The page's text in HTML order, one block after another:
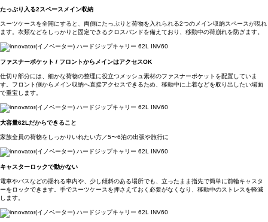
たっぷり入る2スペースメイン収納
スーツケースを全開にすると、両側にたっぷりと荷物を入れられる2つのメイン収納スペースが現れ
ます。衣類などをしっかりと固定できるクロスバンドを備えており、移動中の荷崩れを防ぎます。
ファスナーポケット / フロントからメインはアクセスOK
仕切り部分には、細かな荷物の整理に役立つメッシュ素材のファスナーポケットを配置していま
す。フロント側からメイン収納へ直接アクセスできるため、移動中に上着などを取り出したい場面
で重宝します。
大容量62Lだからできること
家族全員の荷物をしっかりいれたい方／5〜6泊の出張や旅行に
キャスターロックで動かない
電車やバスなどの揺れる車内や、少し傾斜のある場所でも、立ったまま指先で簡単に前輪キャスタ
ーをロックできます。手でスーツケースを押さえておく必要がなくなり、移動中のストレスを軽減
します。